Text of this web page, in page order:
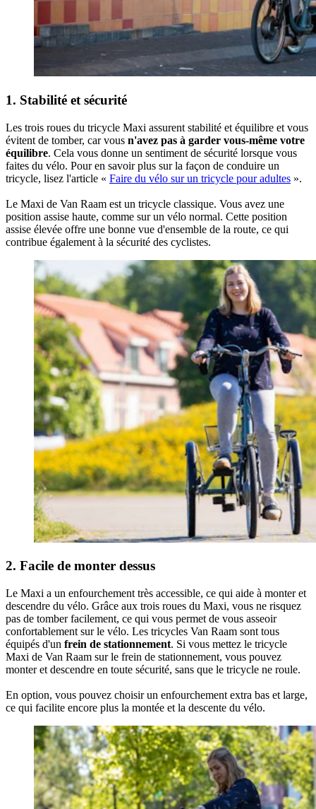
1. Stabilité et sécurité
Les trois roues du tricycle Maxi assurent stabilité et équilibre et vous
évitent de tomber, car vous n'avez pas à garder vous-même votre
équilibre. Cela vous donne un sentiment de sécurité lorsque vous
faites du vélo. Pour en savoir plus sur la façon de conduire un
tricycle, lisez l'article « Faire du vélo sur un tricycle pour adultes ».
Le Maxi de Van Raam est un tricycle classique. Vous avez une
position assise haute, comme sur un vélo normal. Cette position
assise élevée offre une bonne vue d'ensemble de la route, ce qui
contribue également à la sécurité des cyclistes.
2. Facile de monter dessus
Le Maxi a un enfourchement très accessible, ce qui aide à monter et
descendre du vélo. Grâce aux trois roues du Maxi, vous ne risquez
pas de tomber facilement, ce qui vous permet de vous asseoir
confortablement sur le vélo. Les tricycles Van Raam sont tous
équipés d'un frein de stationnement. Si vous mettez le tricycle
Maxi de Van Raam sur le frein de stationnement, vous pouvez
monter et descendre en toute sécurité, sans que le tricycle ne roule.
En option, vous pouvez choisir un enfourchement extra bas et large,
ce qui facilite encore plus la montée et la descente du vélo.